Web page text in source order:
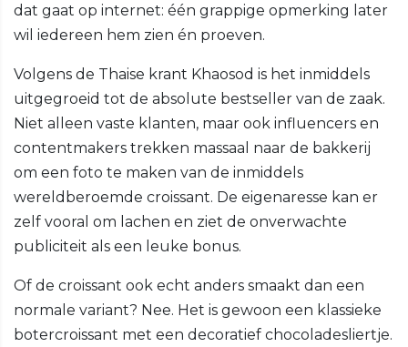
dat gaat op internet: één grappige opmerking later
wil iedereen hem zien én proeven.
Volgens de Thaise krant Khaosod is het inmiddels
uitgegroeid tot de absolute bestseller van de zaak.
Niet alleen vaste klanten, maar ook influencers en
contentmakers trekken massaal naar de bakkerij
om een foto te maken van de inmiddels
wereldberoemde croissant. De eigenaresse kan er
zelf vooral om lachen en ziet de onverwachte
publiciteit als een leuke bonus.
Of de croissant ook echt anders smaakt dan een
normale variant? Nee. Het is gewoon een klassieke
botercroissant met een decoratief chocoladesliertje.